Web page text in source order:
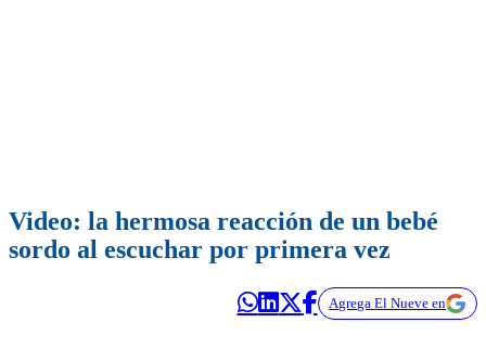
Video: la hermosa reacción de un bebé
sordo al escuchar por primera vez
Agrega El Nueve en